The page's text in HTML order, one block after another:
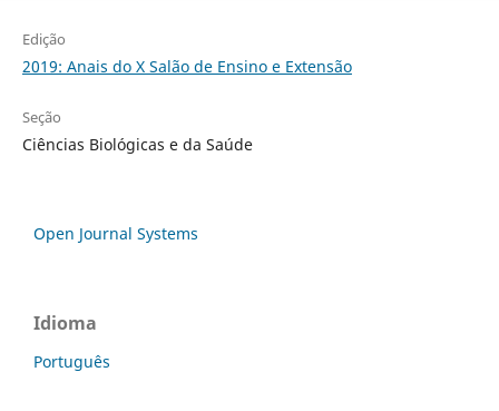
Edição
2019: Anais do X Salão de Ensino e Extensão
Seção
Ciências Biológicas e da Saúde
Open Journal Systems
Idioma
Português